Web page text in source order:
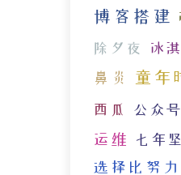
博客搭建
除夕夜 冰
鼻炎 童年
西瓜 公众号
运维 七年
选择比努